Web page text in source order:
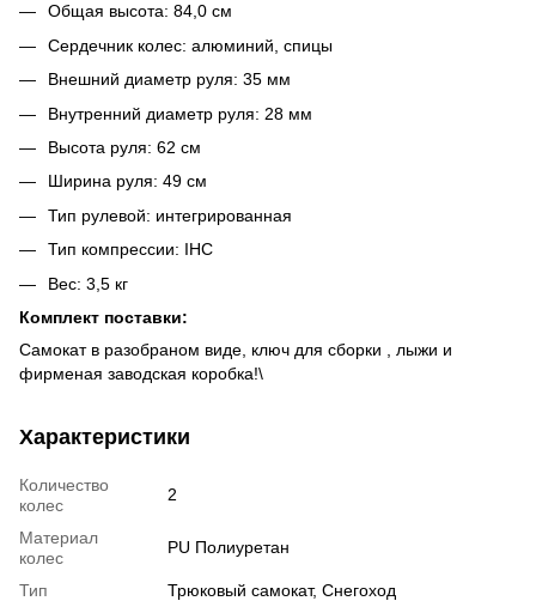
Общая высота: 84,0 см
Сердечник колес: алюминий, спицы
Внешний диаметр руля: 35 мм
Внутренний диаметр руля: 28 мм
Высота руля: 62 см
Ширина руля: 49 см
Тип рулевой: интегрированная
Тип компрессии: IHC
Вес: 3,5 кг
Комплект поставки:
Самокат в разобраном виде, ключ для сборки , лыжи и
фирменая заводская коробка!\
Характеристики
Количество
колес
2
Материал
колес
PU Полиуретан
Тип
Трюковый самокат, Снегоход